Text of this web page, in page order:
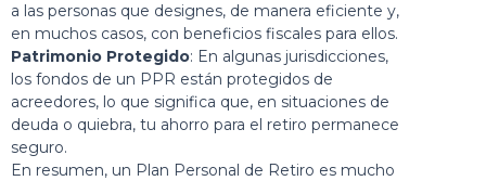
a las personas que designes, de manera eficiente y,
en muchos casos, con beneficios fiscales para ellos.
Patrimonio Protegido: En algunas jurisdicciones,
los fondos de un PPR están protegidos de
acreedores, lo que significa que, en situaciones de
deuda o quiebra, tu ahorro para el retiro permanece
seguro.
En resumen, un Plan Personal de Retiro es mucho